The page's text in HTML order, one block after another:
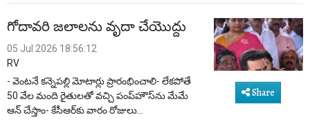
గోదావరి జలాలను వృదా చేయొద్దు
05 Jul 2026 18:56:12
RV
- వెంటనే కన్నెపల్లి మోటార్లు ప్రారంభించాలి- లేకపోతే
50 వేల మంది రైతులతో వచ్చి పంప్‌హౌస్‌ను మేమే
ఆన్ చేస్తాం- కేసీఆర్‌కు వారం రోజులు...
Share